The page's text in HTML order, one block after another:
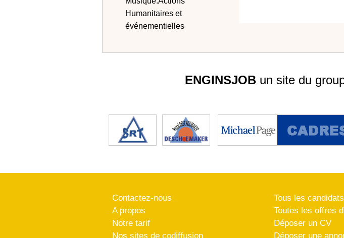
Humanitaires et
événementielles
ENGINSJOB un site du
Contactez-nous
A propos
Notre tarif
Nos sites de codiffusion
Tous les candidats
Toutes les offres
Déposer un CV
Déposer une